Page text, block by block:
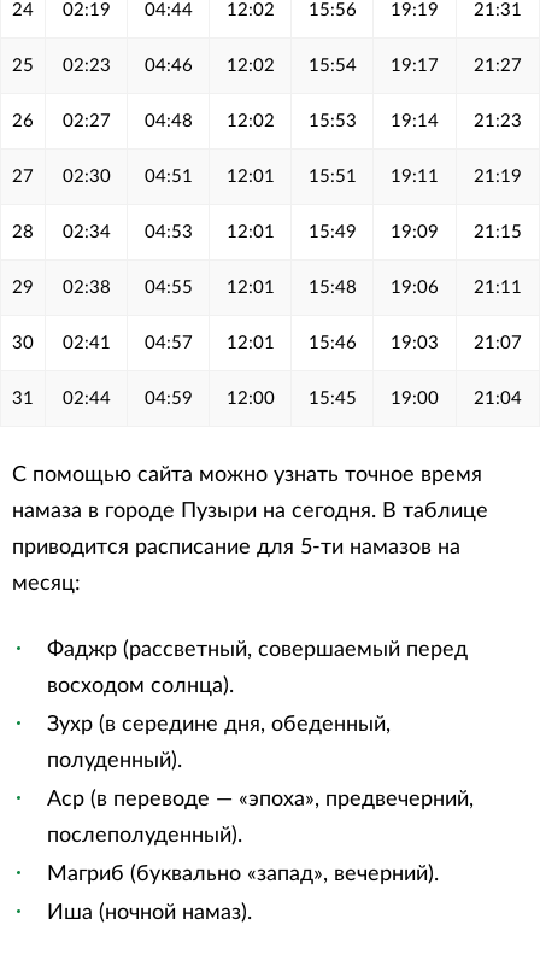
24 02:19 04:44 12:02 15:56 19:19 21:31
25 02:23 04:46 12:02 15:54 19:17 21:27
26 02:27 04:48 12:02 15:53 19:14 21:23
27 02:30 04:51 12:01 15:51 19:11 21:19
28 02:34 04:53 12:01 15:49 19:09 21:15
29 02:38 04:55 12:01 15:48 19:06 21:11
30 02:41 04:57 12:01 15:46 19:03 21:07
31 02:44 04:59 12:00 15:45 19:00 21:04
С помощью сайта можно узнать точное время
намаза в городе Пузыри на сегодня. В таблице
приводится расписание для 5-ти намазов на
месяц:
Фаджр (рассветный, совершаемый перед
восходом солнца).
Зухр (в середине дня, обеденный,
полуденный).
Аср (в переводе — «эпоха», предвечерний,
послеполуденный).
Магриб (буквально «запад», вечерний).
Иша (ночной намаз).